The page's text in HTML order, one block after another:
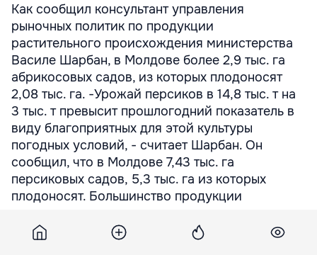
Как сообщил консультант управления
рыночных политик по продукции
растительного происхождения министерства
Василе Шарбан, в Молдове более 2,9 тыс. га
абрикосовых садов, из которых плодоносят
2,08 тыс. га. -Урожай персиков в 14,8 тыс. т на
3 тыс. т превысит прошлогодний показатель в
виду благоприятных для этой культуры
погодных условий, - считает Шарбан. Он
сообщил, что в Молдове 7,43 тыс. га
персиковых садов, 5,3 тыс. га из которых
плодоносят. Большинство продукции